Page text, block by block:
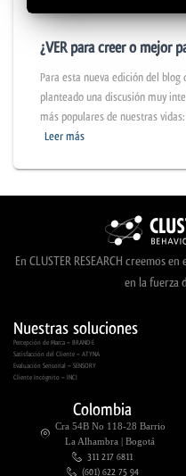
¿VER para creer o mejor
Para esta nueva edición del blog
planteado una discusión muy
más populares de nuestras
Leer más
En CLUSTER RESEARCH creemos
en la fuerza
Nuestras soluciones
Percepción de Marca – BRAND-E
Satisfacción del Cliente – ATYNA
Evaluación Sensorial – SENSORY
Cliente Incógnito – INCI
Colombia
Cra 54B No 118-28 Barrio
La Alhambra | Bogotá
311 217 6811
(601) 622 75 94